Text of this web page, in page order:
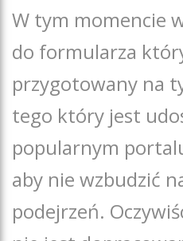
W tym momencie
do formularza
przygotowany na
tego który jest
popularnym
aby nie wzbudzić
podejrzeń.